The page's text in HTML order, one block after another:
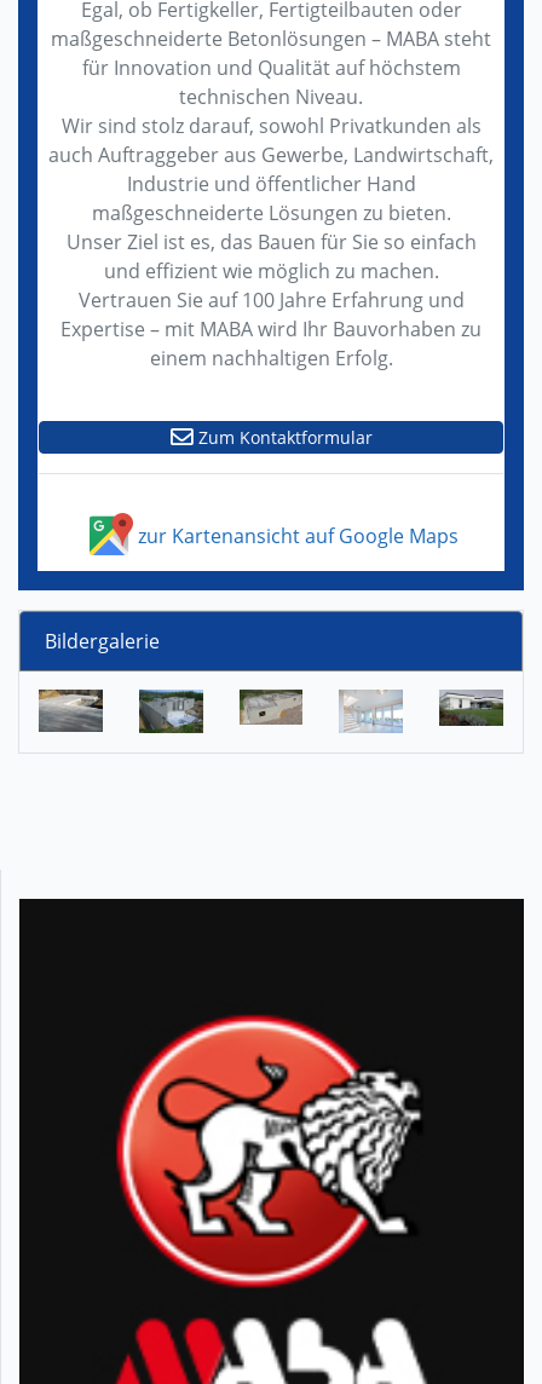
Egal, ob Fertigkeller, Fertigteilbauten oder
maßgeschneiderte Betonlösungen – MABA steht
für Innovation und Qualität auf höchstem
technischen Niveau.
Wir sind stolz darauf, sowohl Privatkunden als
auch Auftraggeber aus Gewerbe, Landwirtschaft,
Industrie und öffentlicher Hand
maßgeschneiderte Lösungen zu bieten.
Unser Ziel ist es, das Bauen für Sie so einfach
und effizient wie möglich zu machen.
Vertrauen Sie auf 100 Jahre Erfahrung und
Expertise – mit MABA wird Ihr Bauvorhaben zu
einem nachhaltigen Erfolg.
Zum Kontaktformular
zur Kartenansicht auf Google Maps
Bildergalerie